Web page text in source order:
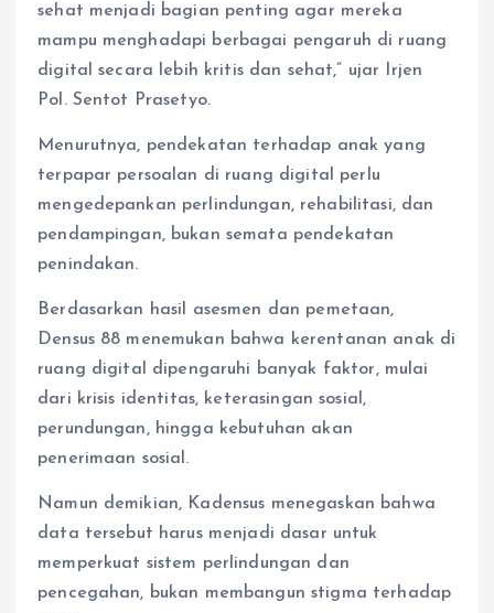
sehat menjadi bagian penting agar mereka
mampu menghadapi berbagai pengaruh di ruang
digital secara lebih kritis dan sehat,” ujar Irjen
Pol. Sentot Prasetyo.
Menurutnya, pendekatan terhadap anak yang
terpapar persoalan di ruang digital perlu
mengedepankan perlindungan, rehabilitasi, dan
pendampingan, bukan semata pendekatan
penindakan.
Berdasarkan hasil asesmen dan pemetaan,
Densus 88 menemukan bahwa kerentanan anak di
ruang digital dipengaruhi banyak faktor, mulai
dari krisis identitas, keterasingan sosial,
perundungan, hingga kebutuhan akan
penerimaan sosial.
Namun demikian, Kadensus menegaskan bahwa
data tersebut harus menjadi dasar untuk
memperkuat sistem perlindungan dan
pencegahan, bukan membangun stigma terhadap